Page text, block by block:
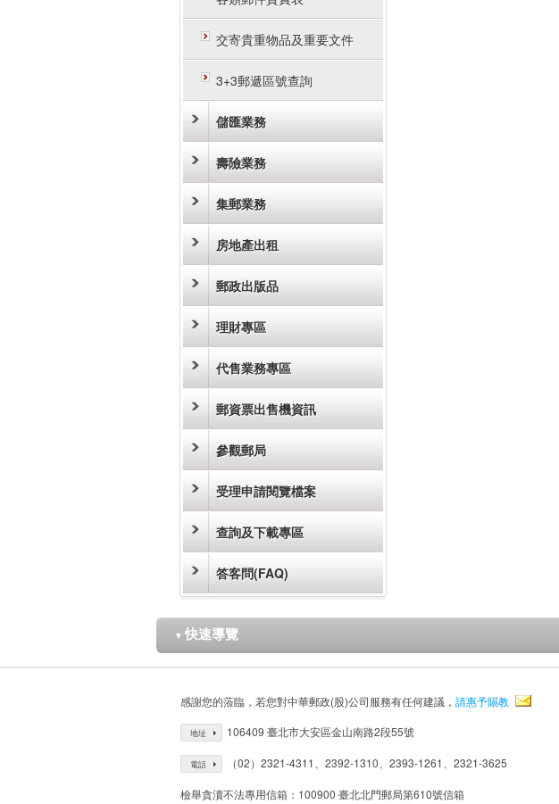
交寄貴重物品及重要文件
3+3郵遞區號查詢
儲匯業務
壽險業務
集郵業務
房地產出租
郵政出版品
理財專區
代售業務專區
郵資票出售機資訊
參觀郵局
受理申請閱覽檔案
查詢及下載專區
答客問(FAQ)
▼ 快速導覽
感謝您的蒞臨，若您對中華郵政(股)公司服務有任何建議， 請惠予賜教
地址 106409 臺北市大安區金山南路2段55號
電話 （02）2321-4311、2392-1310、2393-1261、2321-3625
檢舉貪瀆不法專用信箱：100900 臺北北門郵局第610號信箱